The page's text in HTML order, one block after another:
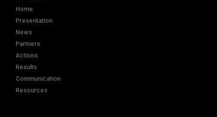
Home
Presentation
News
Partners
Actions
Results
Communication
Resources